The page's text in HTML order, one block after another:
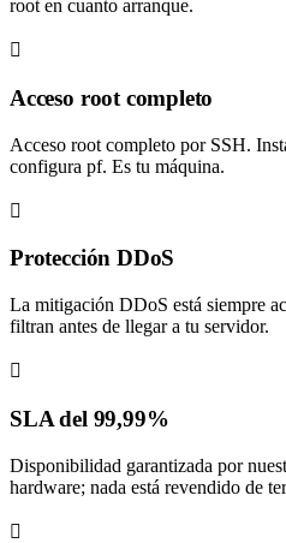
root en cuanto arranque.
Acceso root completo
Acceso root completo por SSH.
configura pf. Es tu máquina.
Protección DDoS
La mitigación DDoS está siempre
filtran antes de llegar a tu servidor.
SLA del 99,99%
Disponibilidad garantizada por
hardware; nada está revendido de